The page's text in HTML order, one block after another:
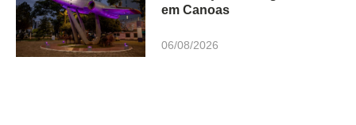
em Canoas
06/08/2026